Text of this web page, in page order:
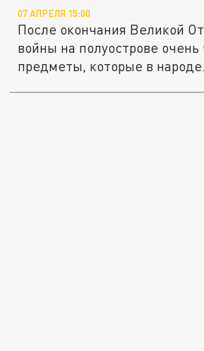
07 АПРЕЛЯ 15:00
После окончания Великой
войны на полуострове очень
предметы, которые в